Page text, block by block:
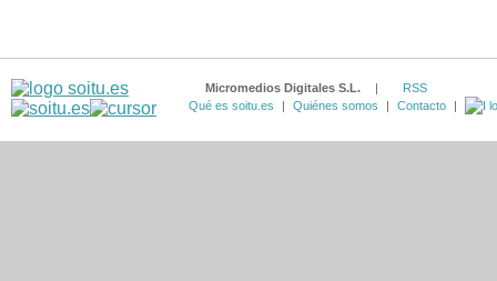
Micromedios Digitales S.L. |
RSS
Qué es soitu.es
| Quiénes somos | Contacto |